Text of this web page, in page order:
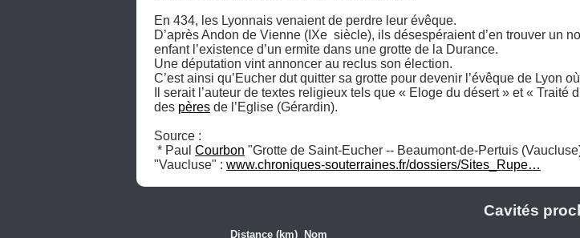
En 434, les Lyonnais venaient de perdre leur évêque.
D’après Andon de Vienne (IXe  siècle), ils désespéraient d’en trouver un
enfant l’existence d’un ermite dans une grotte de la Durance.
Une députation vint annoncer au reclus son élection.
C’est ainsi qu’Eucher dut quitter sa grotte pour devenir l’évêque de Lyon
Il serait l’auteur de textes religieux tels que « Eloge du désert » et «
des pères de l’Eglise (Gérardin).
Source :
* Paul Courbon "Grotte de Saint-Eucher -- Beaumont-de-Pertuis
"Vaucluse" : www.chroniques-souterraines.fr/dossiers/Sites_Rupe…
Cavités
Distance (km) Nom